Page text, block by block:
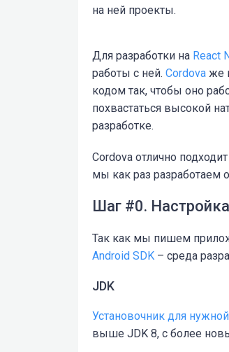
на ней проекты.
Для разработки на React
работы с ней. Cordova же
кодом так, чтобы оно
похвастаться высокой
разработке.
Cordova отлично
мы как раз разработаем
Шаг #0.
Так как мы пишем
Android SDK – среда
JDK
Установочник для
выше JDK 8, с более